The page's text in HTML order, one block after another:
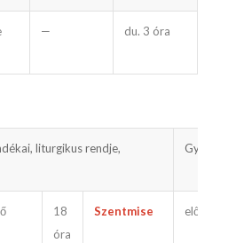
— du. 3 óra
liturgikus rendje,
18
óra
Szentmise előtte